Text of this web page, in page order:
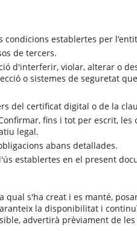
establertes per
de tercers.
d'interferir, violar, alterar o
o sistemes de seguretat
del certificat digital o de la
fins i tot per escrit,
legal.
abans detallades.
establertes en el present
s'ha creat i es manté,
la disponibilitat i
advertirà prèviament de